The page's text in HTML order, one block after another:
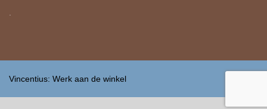
Vincentius: Werk aan de winkel